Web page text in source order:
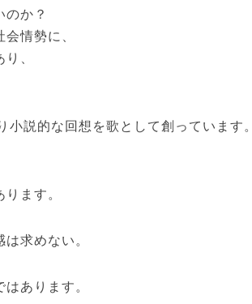
か？
情勢に、
、
説的な回想を歌として創っています。
ます。
求めない。
あります。